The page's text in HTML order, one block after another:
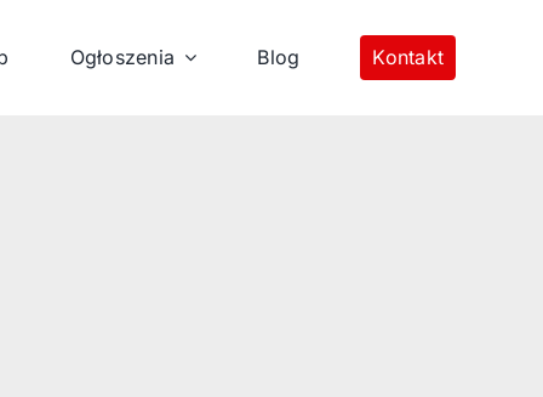
Ogłoszenia Blog Kontakt